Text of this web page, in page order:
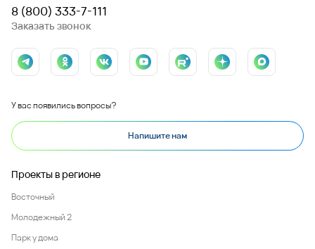
8 (800) 333-7-111
Заказать звонок
У вас появились вопросы?
Напишите нам
Проекты в регионе
Восточный
Молодежный 2
Парк у дома